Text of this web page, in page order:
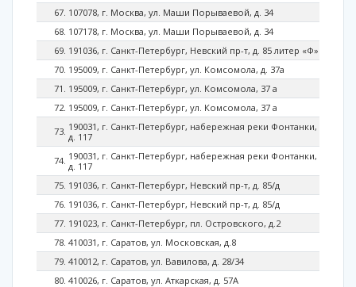
107078, г. Москва, ул. Маши Порываевой, д. 34
107178, г. Москва, ул. Маши Порываевой, д. 34
191036, г. Санкт-Петербург, Невский пр-т, д. 85 литер «Ф»
195009, г. Санкт-Петербург, ул. Комсомола, д. 37а
195009, г. Санкт-Петербург, ул. Комсомола, 37 а
195009, г. Санкт-Петербург, ул. Комсомола, 37 а
190031, г. Санкт-Петербург, набережная реки Фонтанки,
д. 117
190031, г. Санкт-Петербург, набережная реки Фонтанки,
д. 117
191036, г. Санкт-Петербург, Невский пр-т, д. 85/д
191036, г. Санкт-Петербург, Невский пр-т, д. 85/д
191023, г. Санкт-Петербург, пл. Островского, д.2
410031, г. Саратов, ул. Московская, д.8
410012, г. Саратов, ул. Вавилова, д. 28/34
410026, г. Саратов, ул. Аткарская, д. 57А